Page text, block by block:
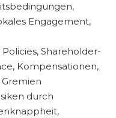
Engagement,
Policies, Shareholder-
Kompensationen,
durch